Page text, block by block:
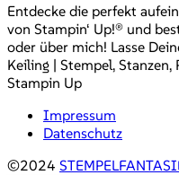
Entdecke die perfekt
von Stampin‘ Up!® und
oder über mich! Lasse
Keiling | Stempel, Stanzen,
Stampin Up
Impressum
Datenschutz
©2024